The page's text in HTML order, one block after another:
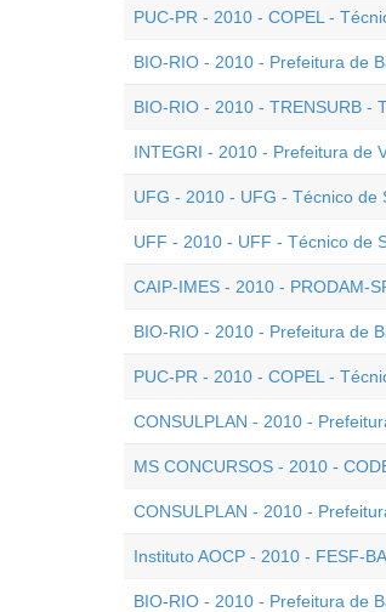
PUC-PR - 2010 - COPEL -
BIO-RIO - 2010 - Prefeitura de
BIO-RIO - 2010 - TRENSURB -
INTEGRI - 2010 - Prefeitura de
UFG - 2010 - UFG - Técnico de
UFF - 2010 - UFF - Técnico de
CAIP-IMES - 2010 - PRODAM-
BIO-RIO - 2010 - Prefeitura de
PUC-PR - 2010 - COPEL -
CONSULPLAN - 2010 -
MS CONCURSOS - 2010 -
CONSULPLAN - 2010 -
Instituto AOCP - 2010 - FESF-
BIO-RIO - 2010 - Prefeitura de